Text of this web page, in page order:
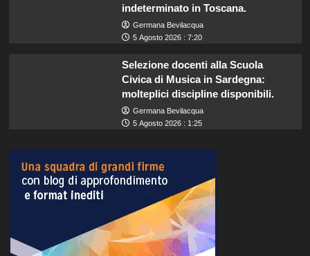
indeterminato in Toscana.
Germana Bevilacqua
5 Agosto 2026 : 7:20
Selezione docenti alla Scuola
Civica di Musica in Sardegna:
molteplici discipline disponibili.
Germana Bevilacqua
5 Agosto 2026 : 1:25